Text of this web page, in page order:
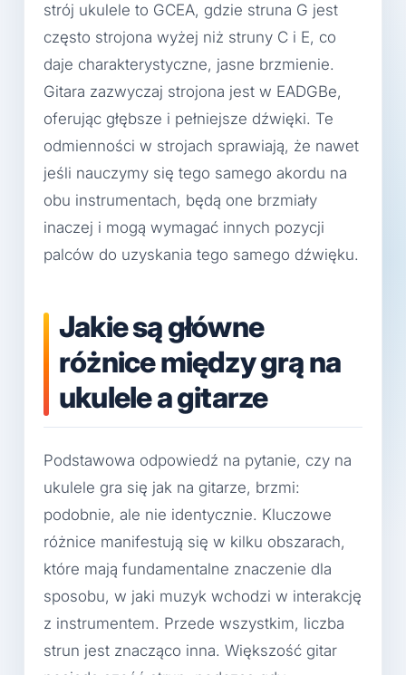
strój ukulele to GCEA, gdzie struna G jest
często strojona wyżej niż struny C i E, co
daje charakterystyczne, jasne brzmienie.
Gitara zazwyczaj strojona jest w EADGBe,
oferując głębsze i pełniejsze dźwięki. Te
odmienności w strojach sprawiają, że nawet
jeśli nauczymy się tego samego akordu na
obu instrumentach, będą one brzmiały
inaczej i mogą wymagać innych pozycji
palców do uzyskania tego samego dźwięku.
Jakie są główne
różnice między grą na
ukulele a gitarze
Podstawowa odpowiedź na pytanie, czy na
ukulele gra się jak na gitarze, brzmi:
podobnie, ale nie identycznie. Kluczowe
różnice manifestują się w kilku obszarach,
które mają fundamentalne znaczenie dla
sposobu, w jaki muzyk wchodzi w interakcję
z instrumentem. Przede wszystkim, liczba
strun jest znacząco inna. Większość gitar